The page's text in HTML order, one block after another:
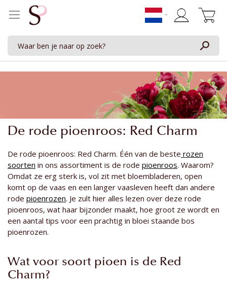
De rode pioenroos: Red Charm
De rode pioenroos: Red Charm. Één van de beste rozen
soorten in ons assortiment is de rode pioenroos. Waarom?
Omdat ze erg sterk is, vol zit met bloembladeren, open
komt op de vaas en een langer vaasleven heeft dan andere
rode pioenrozen. Je zult hier alles lezen over deze rode
pioenroos, wat haar bijzonder maakt, hoe groot ze wordt en
een aantal tips voor een prachtig in bloei staande bos
pioenrozen.
Wat voor soort pioen is de Red
Charm?